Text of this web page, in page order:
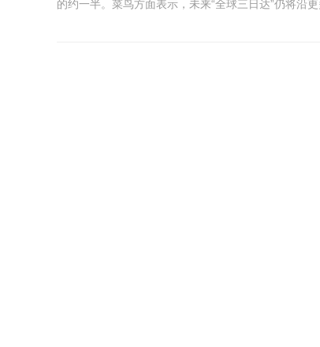
的约一半。菜鸟方面表示，未来“全球三日达”仍将沿